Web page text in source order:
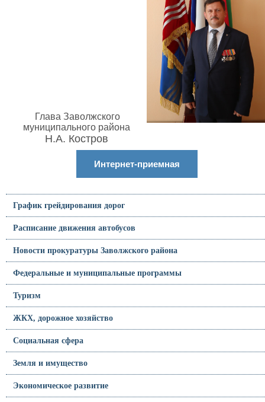
Глава Заволжского
муниципального района
Н.А. Костров
Интернет-приемная
График грейдирования дорог
Расписание движения автобусов
Новости прокуратуры Заволжского района
Федеральные и муниципальные программы
Туризм
ЖКХ, дорожное хозяйство
Социальная сфера
Земля и имущество
Экономическое развитие